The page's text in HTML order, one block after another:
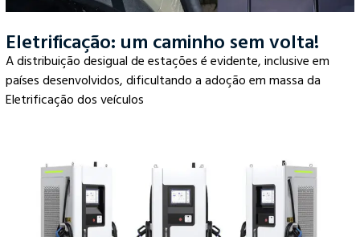
Eletrificação: um caminho sem volta!
A distribuição desigual de estações é evidente, inclusive em
países desenvolvidos, dificultando a adoção em massa da
Eletrificação dos veículos